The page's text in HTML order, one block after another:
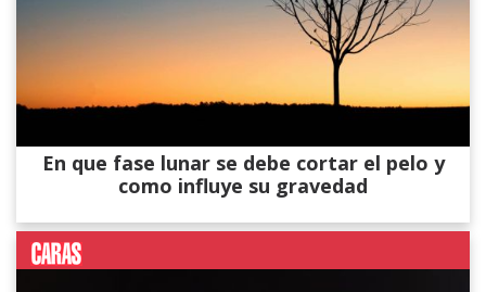
En que fase lunar se debe cortar el pelo y
como influye su gravedad